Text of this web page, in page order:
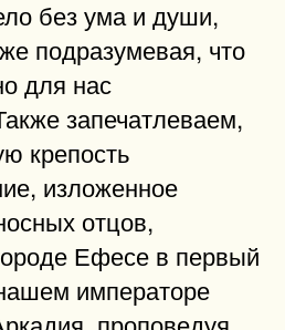
без ума и души,
подразумевая, что
для нас
запечатлеваем,
крепость
изложенное
отцов,
Ефесе в первый
императоре